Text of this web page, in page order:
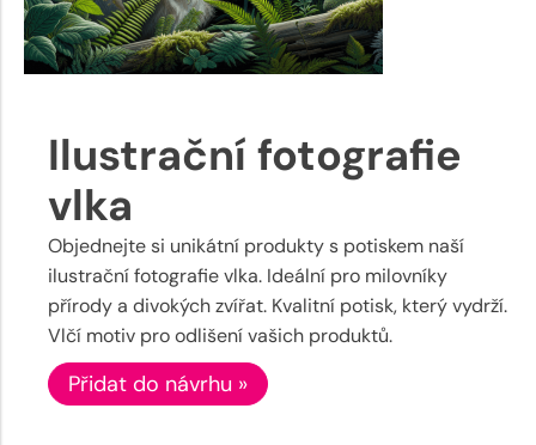
Ilustrační fotografie
vlka
Objednejte si unikátní produkty s potiskem naší
ilustrační fotografie vlka. Ideální pro milovníky
přírody a divokých zvířat. Kvalitní potisk, který vydrží.
Vlčí motiv pro odlišení vašich produktů.
Přidat do návrhu »